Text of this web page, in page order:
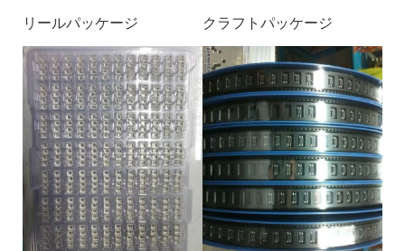
リールパッケージ クラフトパッケージ